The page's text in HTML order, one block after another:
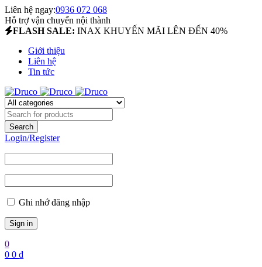
Liên hệ ngay:0936 072 068
Hỗ trợ vận chuyển nội thành
FLASH SALE: INAX KHUYẾN MÃI LÊN ĐẾN 40%
Giới thiệu
Liên hệ
Tin tức
Login/Register
Ghi nhớ đăng nhập
0
0 0 ₫